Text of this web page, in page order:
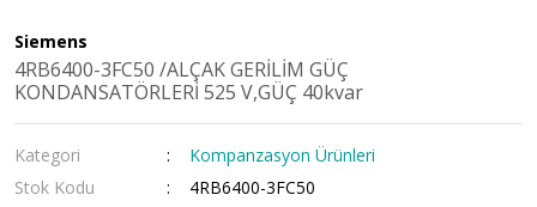
Siemens
4RB6400-3FC50 /ALÇAK GERİLİM GÜÇ
KONDANSATÖRLERİ 525 V,GÜÇ 40kvar
Kategori
Kompanzasyon Ürünleri
Stok Kodu
4RB6400-3FC50